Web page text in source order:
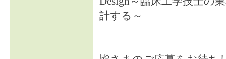
計する～